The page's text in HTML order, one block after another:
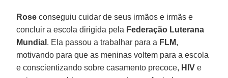
Rose conseguiu cuidar de seus irmãos e irmãs e
concluir a escola dirigida pela Federação Luterana
Mundial . Ela passou a trabalhar para a FLM,
motivando para que as meninas voltem para a escola
e conscientizando sobre casamento precoce, HIV e